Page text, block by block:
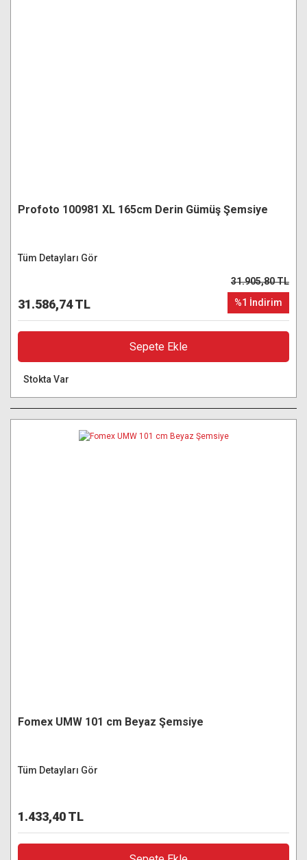
Profoto 100981 XL 165cm Derin Gümüş Şemsiye
Tüm Detayları Gör
31.586,74 TL
31.905,80 TL
%1 İndirim
Sepete Ekle
Stokta Var
Fomex UMW 101 cm Beyaz Şemsiye
Tüm Detayları Gör
1.433,40 TL